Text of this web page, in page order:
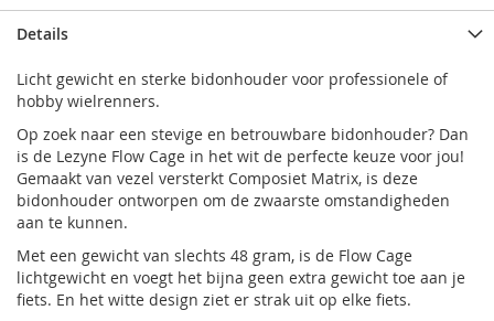
Details
Licht gewicht en sterke bidonhouder voor professionele of
hobby wielrenners.
Op zoek naar een stevige en betrouwbare bidonhouder? Dan
is de Lezyne Flow Cage in het wit de perfecte keuze voor jou!
Gemaakt van vezel versterkt Composiet Matrix, is deze
bidonhouder ontworpen om de zwaarste omstandigheden
aan te kunnen.
Met een gewicht van slechts 48 gram, is de Flow Cage
lichtgewicht en voegt het bijna geen extra gewicht toe aan je
fiets. En het witte design ziet er strak uit op elke fiets.